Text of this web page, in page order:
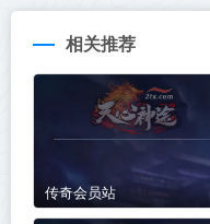
相关推荐
传奇会员站